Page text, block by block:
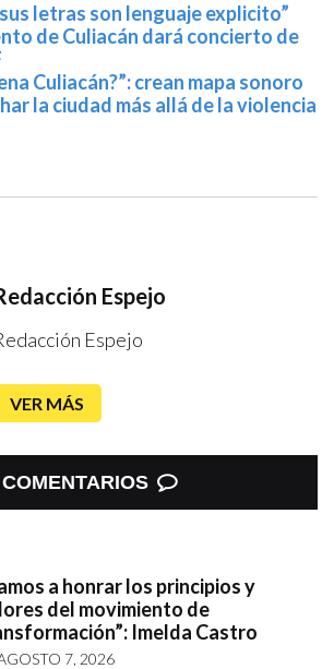
letras son lenguaje explicito”
de Culiacán dará concierto de
Culiacán?”: crean mapa sonoro
la ciudad más allá de la violencia
Espejo
Espejo
VER MÁS
COMENTARIOS
a honrar los principios y
del movimiento de
Imelda Castro
7, 2026